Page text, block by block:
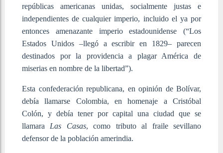
repúblicas americanas unidas, socialmente justas e
independientes de cualquier imperio, incluido el ya por
entonces amenazante imperio estadounidense (“Los
Estados Unidos –llegó a escribir en 1829– parecen
destinados por la providencia a plagar América de
miserias en nombre de la libertad”).
Esta confederación republicana, en opinión de Bolívar,
debía llamarse Colombia, en homenaje a Cristóbal
Colón, y debía tener por capital una ciudad que se
llamara Las Casas, como tributo al fraile sevillano
defensor de la población amerindia.